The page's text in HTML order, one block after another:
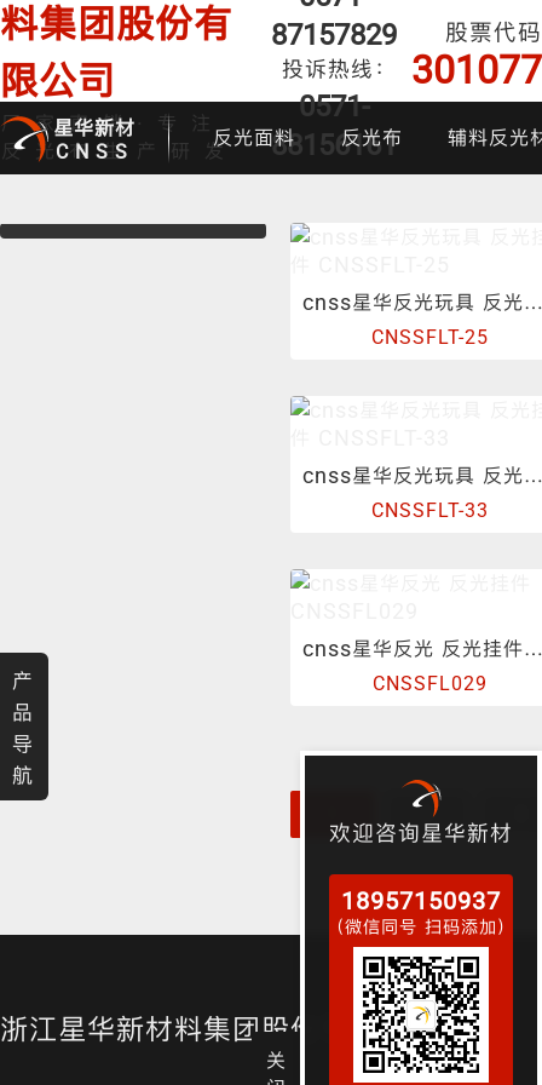
料集团股份有
限公司
厂家直销·专注
反光布生产研发
87157829
投诉热线：
0571-
88156161
股票代码
301077
星华新材
CNSS
反光面料
渐变反光面料
反光布 辅料反光
彩色反光布
cnss星华反光玩具 反光挂件 CNSSFLT-25
CNSSFLT-25
cnss星华反光玩具 反光挂件 CNSSFLT-33
CNSSFLT-33
cnss星华反光 反光挂件CNSSFL029
CNSSFL029
浙江星华新材料集团股份有限公司
产
品
导
航
关
欢迎咨询星华新材
18957150937
（微信同号 扫码添加）